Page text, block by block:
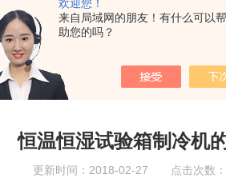
欢迎您！
来自局域网的朋友！有什么可以帮
助您的吗？
恒温恒湿试验箱制冷机
更新时间：2018-02-27 点击次数